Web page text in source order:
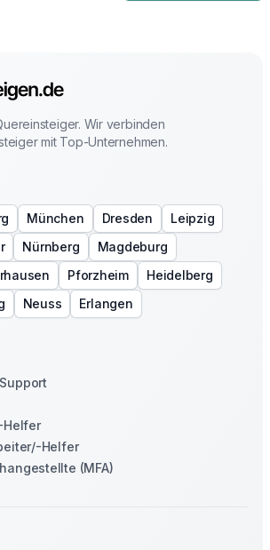
Wir verbinden
mit Top-Unternehmen.
München Dresden
Leipzig
Nürnberg
Magdeburg
Pforzheim
Heidelberg
Neuss Erlangen
Helfer
Helfer
(MFA)